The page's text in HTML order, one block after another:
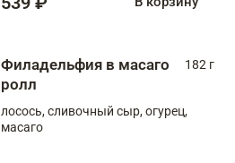
Филадельфия в масаго
ролл
182 г
лосось, сливочный сыр, огурец,
масаго